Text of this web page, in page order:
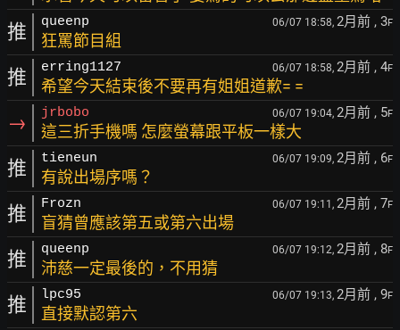
推 queenp 06/07 18:58, 2月前 , 3F
狂罵節目組
推 erring1127 06/07 18:58, 2月前 , 4F
希望今天結束後不要再有姐姐道歉= =
→ jrbobo 06/07 19:04, 2月前 , 5F
這三折手機嗎 怎麼螢幕跟平板一樣大
推 tieneun 06/07 19:09, 2月前 , 6F
有說出場序嗎？
推 Frozn 06/07 19:11, 2月前 , 7F
盲猜曾應該第五或第六出場
推 queenp 06/07 19:12, 2月前 , 8F
沛慈一定最後的，不用猜
推 lpc95 06/07 19:13, 2月前 , 9F
直接默認第六